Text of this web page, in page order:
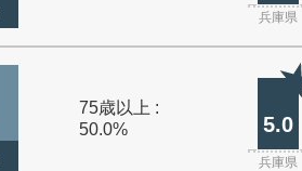
兵庫県
75歳以上 :
50.0%
5.0
兵庫県